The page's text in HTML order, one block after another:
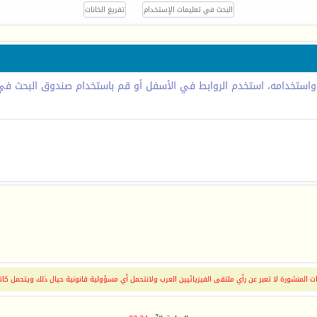
استخدم الروابط في الأسفل أو قم باستخدام صندوق البحث
المنشورة لا تعبر عن رأي ملتقى الفيزيائيين العرب ولانتحمل أي مسؤولية قانونية حيال ذلك ويتحمل